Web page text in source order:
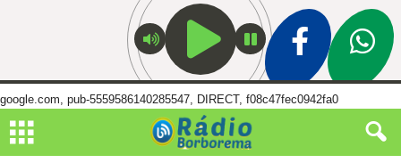
google.com, pub-5559586140285547, DIRECT, f08c47fec0942fa0